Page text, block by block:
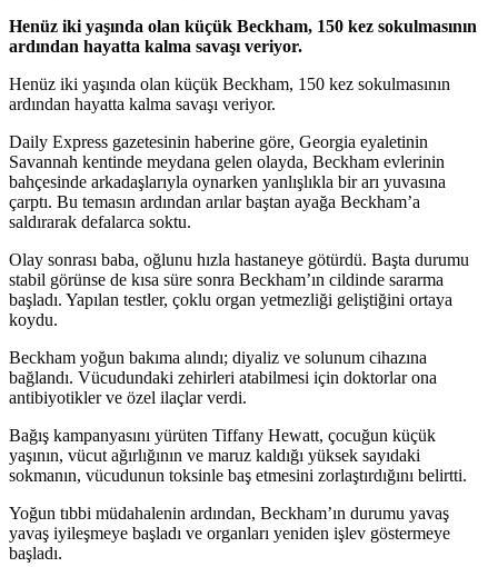
Henüz iki yaşında olan küçük Beckham, 150 kez sokulmasının
ardından hayatta kalma savaşı veriyor.
Henüz iki yaşında olan küçük Beckham, 150 kez sokulmasının
ardından hayatta kalma savaşı veriyor.
Daily Express gazetesinin haberine göre, Georgia eyaletinin
Savannah kentinde meydana gelen olayda, Beckham evlerinin
bahçesinde arkadaşlarıyla oynarken yanlışlıkla bir arı yuvasına
çarptı. Bu temasın ardından arılar baştan ayağa Beckham’a
saldırarak defalarca soktu.
Olay sonrası baba, oğlunu hızla hastaneye götürdü. Başta durumu
stabil görünse de kısa süre sonra Beckham’ın cildinde sararma
başladı. Yapılan testler, çoklu organ yetmezliği geliştiğini ortaya
koydu.
Beckham yoğun bakıma alındı; diyaliz ve solunum cihazına
bağlandı. Vücudundaki zehirleri atabilmesi için doktorlar ona
antibiyotikler ve özel ilaçlar verdi.
Bağış kampanyasını yürüten Tiffany Hewatt, çocuğun küçük
yaşının, vücut ağırlığının ve maruz kaldığı yüksek sayıdaki
sokmanın, vücudunun toksinle baş etmesini zorlaştırdığını belirtti.
Yoğun tıbbi müdahalenin ardından, Beckham’ın durumu yavaş
yavaş iyileşmeye başladı ve organları yeniden işlev göstermeye
başladı.